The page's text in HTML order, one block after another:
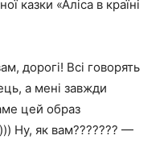
казки «Аліса в країні
дорогі! Всі говорять
а мені завжди
цей образ
Ну, як вам??????? —